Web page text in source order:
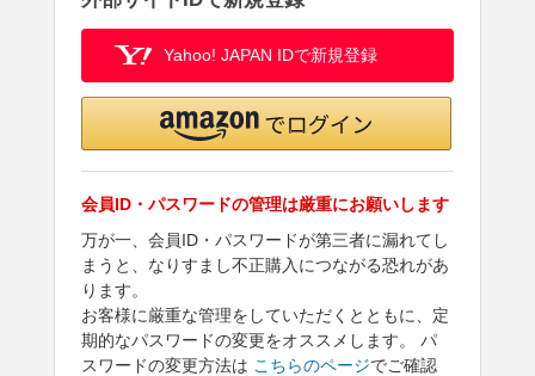
Yahoo! JAPAN IDで新規登録
会員ID・パスワードの管理は厳重にお願いします
万が一、会員ID・パスワードが第三者に漏れてし
まうと、なりすまし不正購入につながる恐れがあ
ります。
お客様に厳重な管理をしていただくとともに、定
期的なパスワードの変更をオススメします。 パ
スワードの変更方法は こちらのページでご確認